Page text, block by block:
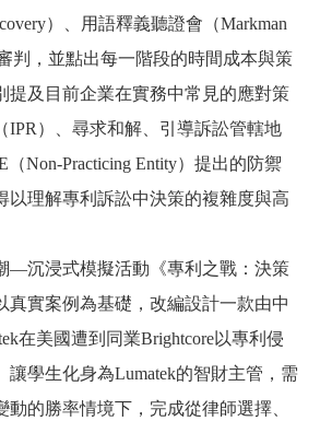
）、用語釋義聽證會（Markman
判，並點出每一階段的時間成本與策
提及目前企業在實務中常見的應對策
IPR）、尋求和解、引導訴訟管轄地
Non-Practicing Entity）提出的防禦
以理解專利訴訟中決策的複雜度與高
—沉浸式模擬活動《專利之戰：決策
真實案例為基礎，改編設計一款由中
在美國遭到同業Brightcore以專利侵
讓學生化身為Lumatek的智財主管，需
動的勝率情境下，完成從律師選擇、